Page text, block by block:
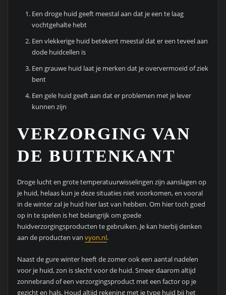
Een droge huid geeft meestal aan dat je een te laag
vochtgehalte hebt
Een vlekkerige huid betekent meestal dat er een teveel aan
dode huidcellen is
Een grauwe huid laat je merken dat je oververmoeid of ziek
bent
Een gele huid geeft aan dat er problemen met je lever
kunnen zijn
VERZORGING VAN
DE BUITENKANT
Droge lucht en grote temperatuurwisselingen zijn aanslagen op
je huid, helaas kun je deze situaties niet voorkomen, en vooral
in de winter zal je huid hier last van hebben. Om hier toch goed
op in te spelen is het belangrijk om goede
huidverzorgingsproducten te gebruiken. Je kan hierbij denken
aan de producten van vyon.nl.
Naast de gure winter heeft de zomer ook een aantal nadelen
voor je huid, zon is slecht voor de huid. Smeer daarom altijd
zonnebrand of een verzorgingsproduct met een factor op je
gezicht en hals. Houd altijd rekening met je type huid bij het